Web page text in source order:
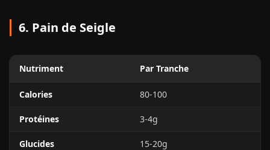
6. Pain de Seigle
Nutriment Par Tranche
Calories 80-100
Protéines 3-4g
Glucides 15-20g